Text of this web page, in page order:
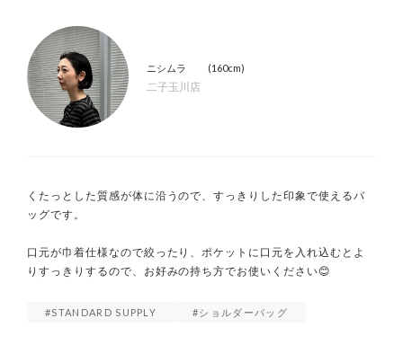
ニシムラ
二子玉川店
160cm
くたっとした質感が体に沿うので、すっきりした印象で使えるバ
ッグです。
口元が巾着仕様なので絞ったり、ポケットに口元を入れ込むとよ
りすっきりするので、お好みの持ち方でお使いください😊
STANDARD SUPPLY ショルダーバッグ